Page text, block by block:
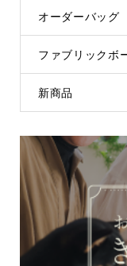
オーダーバッグ
ファブリックボ
新商品